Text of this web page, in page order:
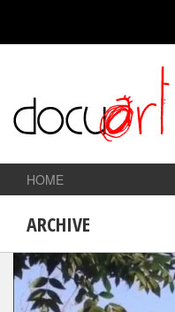
HOME
ARCHIVE